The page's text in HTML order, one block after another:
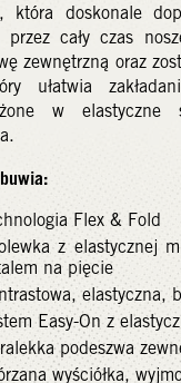
która doskonale
przez cały czas
zewnętrzną oraz
ułatwia
w elastyczne
Flex & Fold
z elastycznej
na pięcie
elastyczna,
Easy-On z
podeszwa
wyściółka,